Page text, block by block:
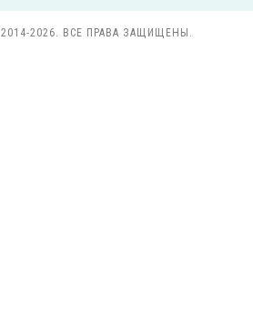
2014-2026. ВСЕ ПРАВА ЗАЩИЩЕНЫ.